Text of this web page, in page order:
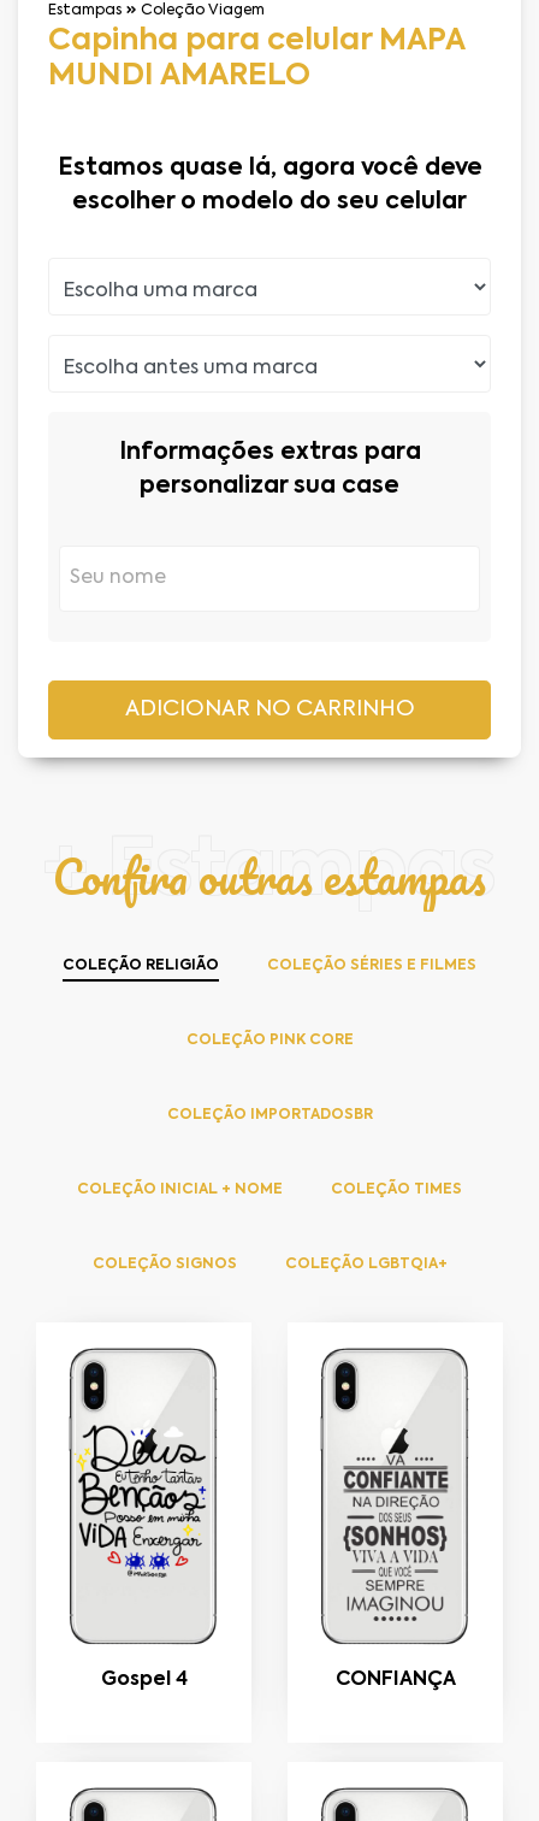
Estampas Coleção Viagem
Capinha para celular MAPA
MUNDI AMARELO
Estamos quase lá, agora você deve
escolher o modelo do seu celular
Informações extras para
personalizar sua case
Confira outras estampas
+ Estampas
COLEÇÃO RELIGIÃO COLEÇÃO SÉRIES E FILMES
COLEÇÃO PINK CORE
COLEÇÃO IMPORTADOSBR
COLEÇÃO INICIAL + NOME COLEÇÃO TIMES
COLEÇÃO SIGNOS COLEÇÃO LGBTQIA+
Gospel 4 CONFIANÇA